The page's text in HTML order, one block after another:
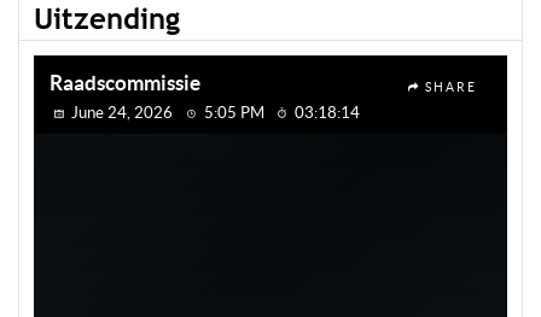
Uitzending